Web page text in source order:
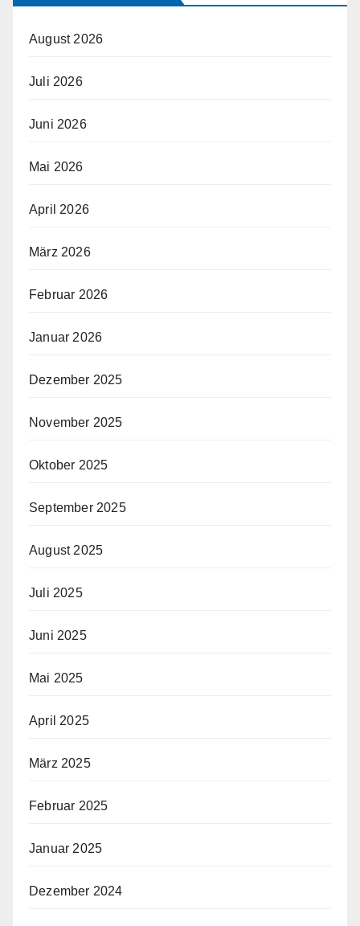
August 2026
Juli 2026
Juni 2026
Mai 2026
April 2026
März 2026
Februar 2026
Januar 2026
Dezember 2025
November 2025
Oktober 2025
September 2025
August 2025
Juli 2025
Juni 2025
Mai 2025
April 2025
März 2025
Februar 2025
Januar 2025
Dezember 2024